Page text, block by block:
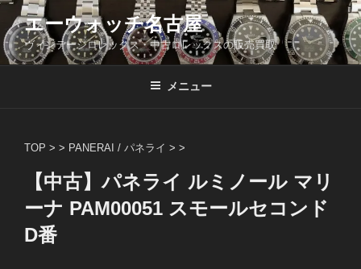
コ
ン
テ
ン
エーウォッチ名古屋
ヴィンテージロレックス・中古ロレックスの販売買取
メニュー
TOP > > PANERAI / パネライ > >
【中古】パネライ ルミノール マリ
ーナ PAM00051 スモールセコンド
D番